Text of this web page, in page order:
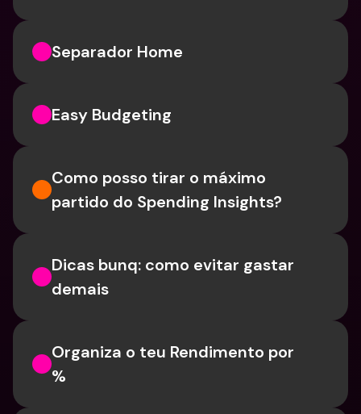
Separador Home
Easy Budgeting
Como posso tirar o máximo
partido do Spending Insights?
Dicas bunq: como evitar gastar
demais
Organiza o teu Rendimento por
%